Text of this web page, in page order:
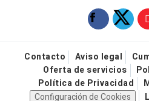
Contacto Aviso legal
Oferta de servicios
Política de Privacidad
Configuración de Cookies